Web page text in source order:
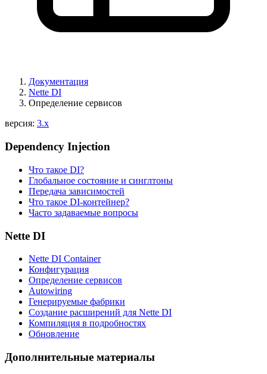
Документация
Nette DI
Определение сервисов
версия: 3.x
Dependency Injection
Что такое DI?
Глобальное состояние и синглтоны
Передача зависимостей
Что такое DI-контейнер?
Часто задаваемые вопросы
Nette DI
Nette DI Container
Конфигурация
Определение сервисов
Autowiring
Генерируемые фабрики
Создание расширений для Nette DI
Компиляция в подробностях
Обновление
Дополнительные материалы